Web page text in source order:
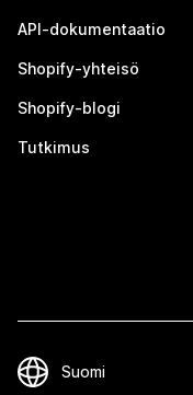
API-dokumentaatio
Shopify-yhteisö
Shopify-blogi
Tutkimus